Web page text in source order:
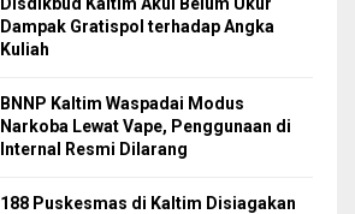
Disdikbud Kaltim Akui Belum Ukur
Dampak Gratispol terhadap Angka
Kuliah
BNNP Kaltim Waspadai Modus
Narkoba Lewat Vape, Penggunaan di
Internal Resmi Dilarang
188 Puskesmas di Kaltim Disiagakan